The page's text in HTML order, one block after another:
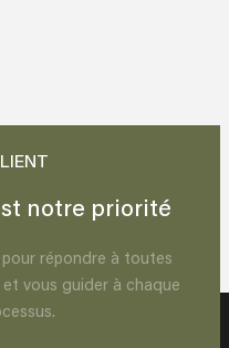
notre priorité
répondre à toutes
vous guider à chaque